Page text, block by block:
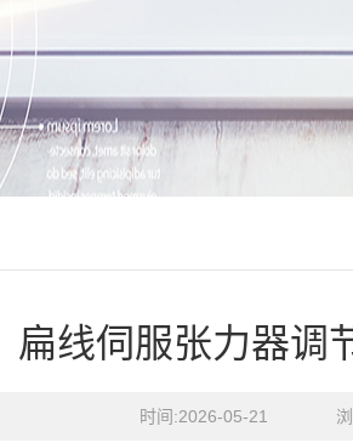
扁线伺服张力器调
时间:2026-05-21    浏